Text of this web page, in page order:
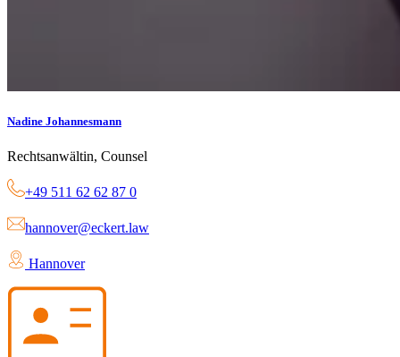
Nadine Johannesmann
Rechtsanwältin, Counsel
+49 511 62 62 87 0
hannover@eckert.law
Hannover